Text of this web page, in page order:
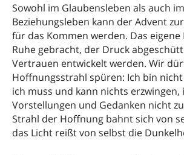
Sowohl im Glaubensleben als auch im
Beziehungsleben kann der Advent
für das Kommen werden. Das eigene
Ruhe gebracht, der Druck
Vertrauen entwickelt werden. Wir
Hoffnungsstrahl spüren: Ich bin nicht
ich muss und kann nichts erzwingen,
Vorstellungen und Gedanken nicht
Strahl der Hoffnung bahnt sich von
das Licht reißt von selbst die